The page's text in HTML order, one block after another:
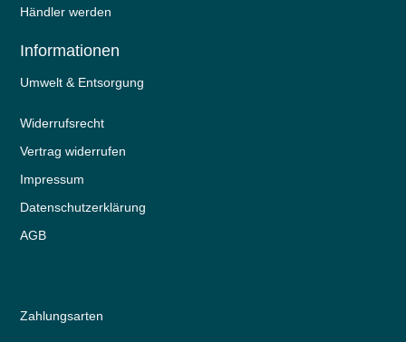
Händler werden
Informationen
Umwelt & Entsorgung
Widerrufs­recht
Vertrag widerrufen
Impressum
Daten­schutz­erklärung
AGB
Zahlungsarten